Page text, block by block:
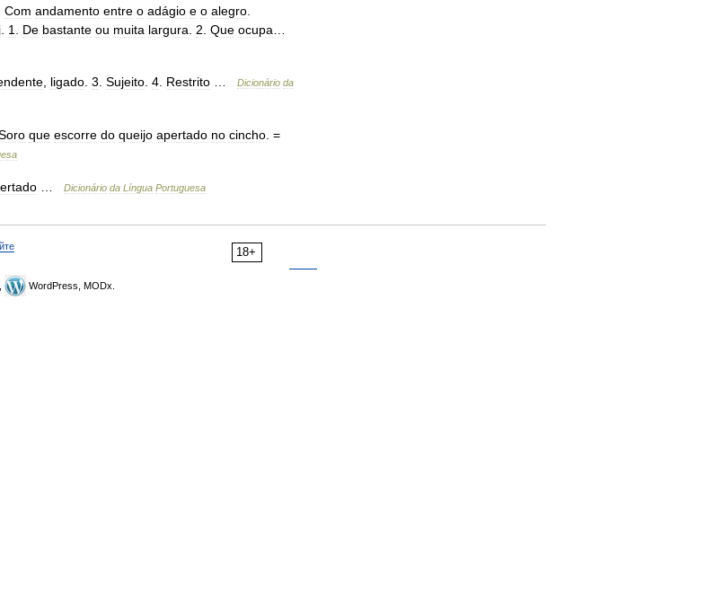
Com andamento entre o adágio e o alegro
1 De bastante ou muita largura 2 Que ocupa
ligado 3 Sujeito 4 Restrito Dicionário da
que escorre do queijo apertado no cincho . =
Dicionário da Língua Portuguesa
18+
WordPress, MODx.